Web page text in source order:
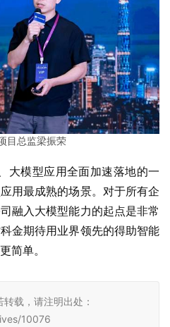
目总监梁振荣
大模型应用全面加速落地的一
用最成熟的场景。对于所有企
融入大模型能力的起点是非常
金期待用业界领先的得助智能
简单。
载，请注明出处：
10076